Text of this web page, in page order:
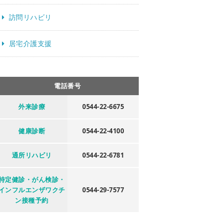
訪問リハビリ
居宅介護支援
電話番号
外来診療 0544-22-6675
健康診断 0544-22-4100
通所リハビリ 0544-22-6781
定健診・がん検診・
ンフルエンザワクチ
ン接種予約
0544-29-7577